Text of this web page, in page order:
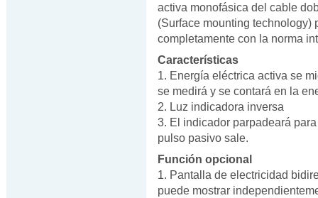
activa monofásica del cable
(Surface mounting technology)
completamente con la norma
Características
1. Energía eléctrica activa se
se medirá y se contará en la
2. Luz indicadora inversa
3. El indicador parpadeará
pulso pasivo sale.
Función opcional
1. Pantalla de electricidad
puede mostrar